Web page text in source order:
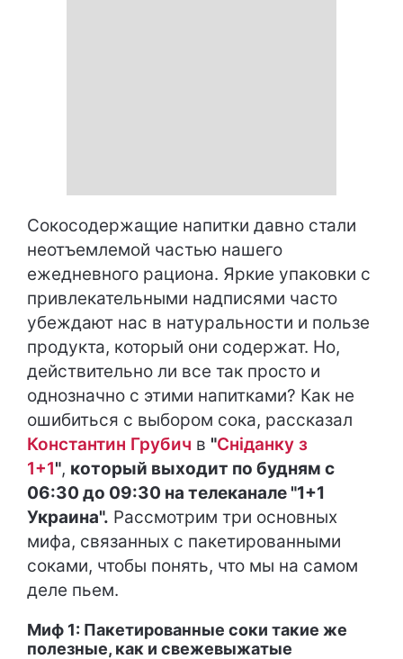
Сокосодержащие напитки давно стали
неотъемлемой частью нашего
ежедневного рациона. Яркие упаковки с
привлекательными надписями часто
убеждают нас в натуральности и пользе
продукта, который они содержат. Но,
действительно ли все так просто и
однозначно с этими напитками? Как не
ошибиться с выбором сока, рассказал
Константин Грубич в "Сніданку з
1+1", который выходит по будням с
06:30 до 09:30 на телеканале "1+1
Украина". Рассмотрим три основных
мифа, связанных с пакетированными
соками, чтобы понять, что мы на самом
деле пьем.
Миф 1: Пакетированные соки такие же
полезные, как и свежевыжатые